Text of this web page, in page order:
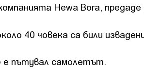
Hewa Bora, предаде
40 човека са били
е пътувал самолетът.